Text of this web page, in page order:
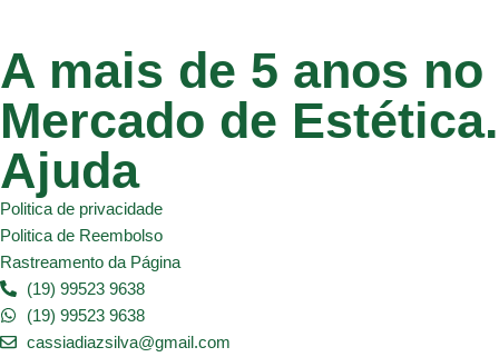
A mais de 5 anos no
Mercado de Estética.
Ajuda
Politica de privacidade
Politica de Reembolso
Rastreamento da Página
(19) 99523 9638
(19) 99523 9638
cassiadiazsilva@gmail.com